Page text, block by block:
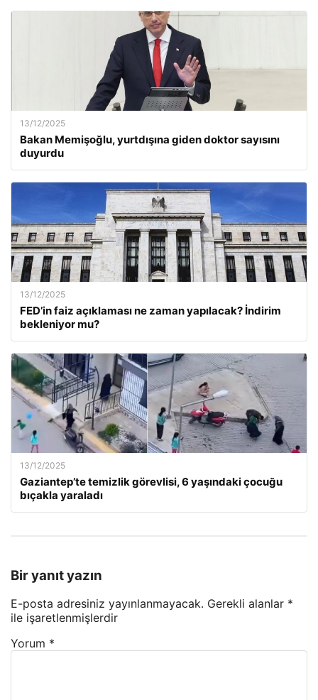
13/12/2025
Bakan Memişoğlu, yurtdışına giden doktor sayısını
duyurdu
13/12/2025
FED’in faiz açıklaması ne zaman yapılacak? İndirim
bekleniyor mu?
13/12/2025
Gaziantep’te temizlik görevlisi, 6 yaşındaki çocuğu
bıçakla yaraladı
Bir yanıt yazın
E-posta adresiniz yayınlanmayacak. Gerekli alanlar *
ile işaretlenmişlerdir
Yorum *